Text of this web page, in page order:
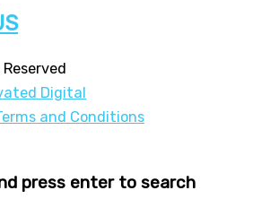
Digital
and Conditions
press enter to search